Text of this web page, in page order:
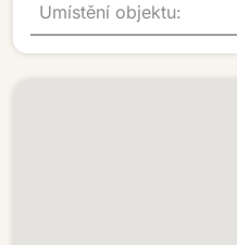
Umístění objektu: